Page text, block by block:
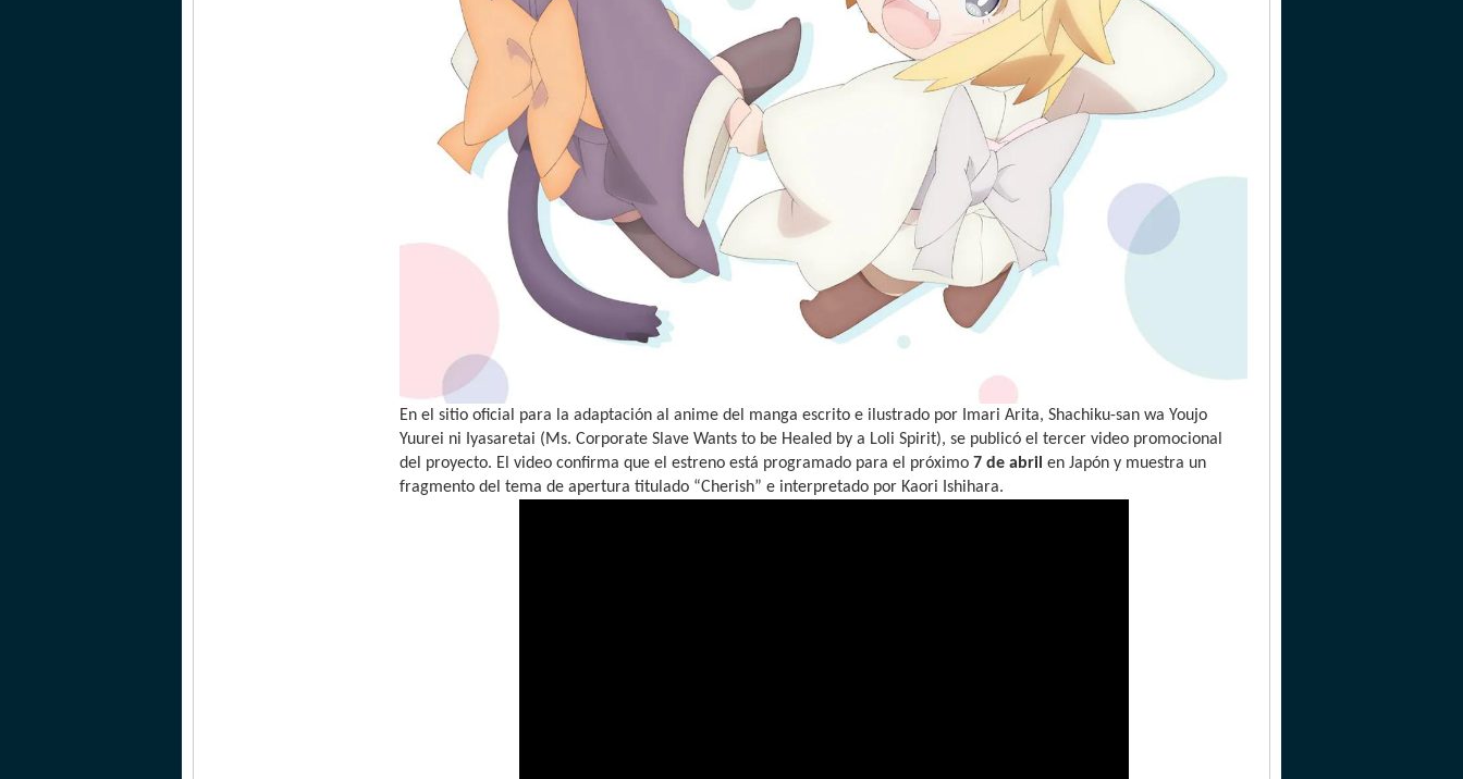
En el sitio oficial para la adaptación al anime del manga escrito e ilustrado por Imari Arita, Shachiku-san wa Youjo
Yuurei ni Iyasaretai (Ms. Corporate Slave Wants to be Healed by a Loli Spirit), se publicó el tercer video promocional
del proyecto. El video confirma que el estreno está programado para el próximo7 de abril en Japón y muestra un
fragmento del tema de apertura titulado “Cherish” e interpretado por Kaori Ishihara.